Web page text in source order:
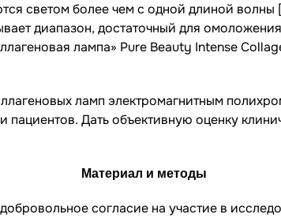
светом более чем с одной длиной
диапазон, достаточный для
лампа» Pure Beauty Intense
ламп электромагнитным
Дать объективную оценку
Материал и методы
согласие на участие в